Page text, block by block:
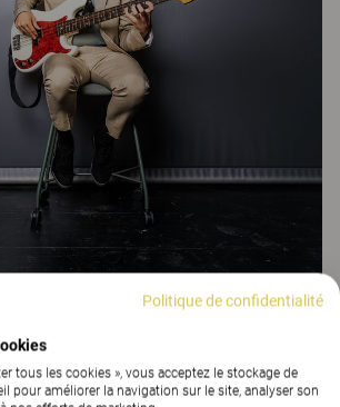
HördegårdPolitique de confidentialité
tous les cookies », vous acceptez le stockage de
pour améliorer la navigation sur le site, analyser son